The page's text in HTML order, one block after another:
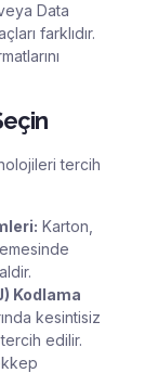
Data
farklıdır.
tercih
Karton,
Kodlama
kesintisiz
edilir.